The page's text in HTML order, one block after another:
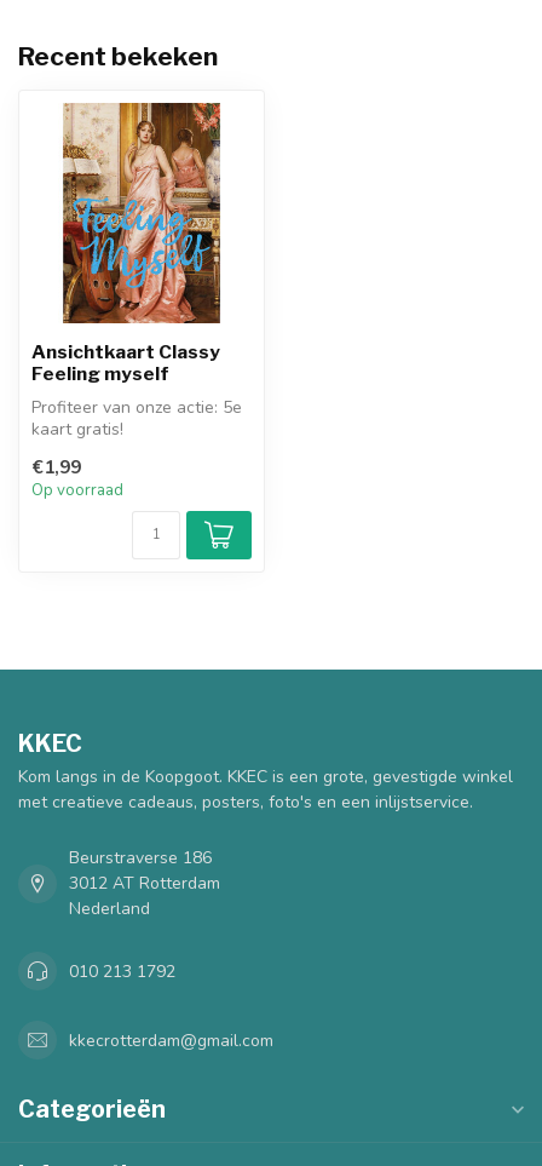
Recent bekeken
Ansichtkaart Classy
Feeling myself
Profiteer van onze actie: 5e
kaart gratis!
€1,99
Op voorraad
KKEC
Kom langs in de Koopgoot. KKEC is een grote, gevestigde winkel
met creatieve cadeaus, posters, foto's en een inlijstservice.
Beurstraverse 186
3012 AT Rotterdam
Nederland
010 213 1792
kkecrotterdam@gmail.com
Categorieën